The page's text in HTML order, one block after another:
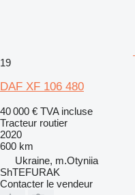
19
DAF XF 106 480
40 000 € TVA incluse
Tracteur routier
2020
600 km
Ukraine, m.Otyniia
ShTEFURAK
Contacter le vendeur